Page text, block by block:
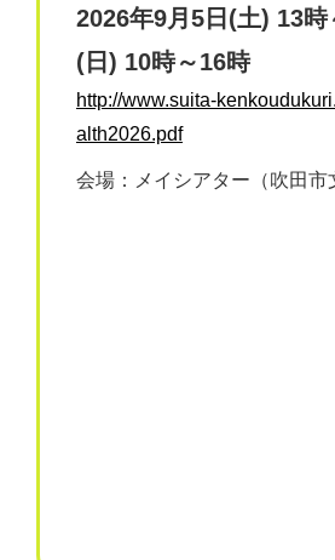
2026年9月5日(土) 13時
(日) 10時～16時
http://www.suita-
alth2026.pdf
会場：メイシアター（吹田市